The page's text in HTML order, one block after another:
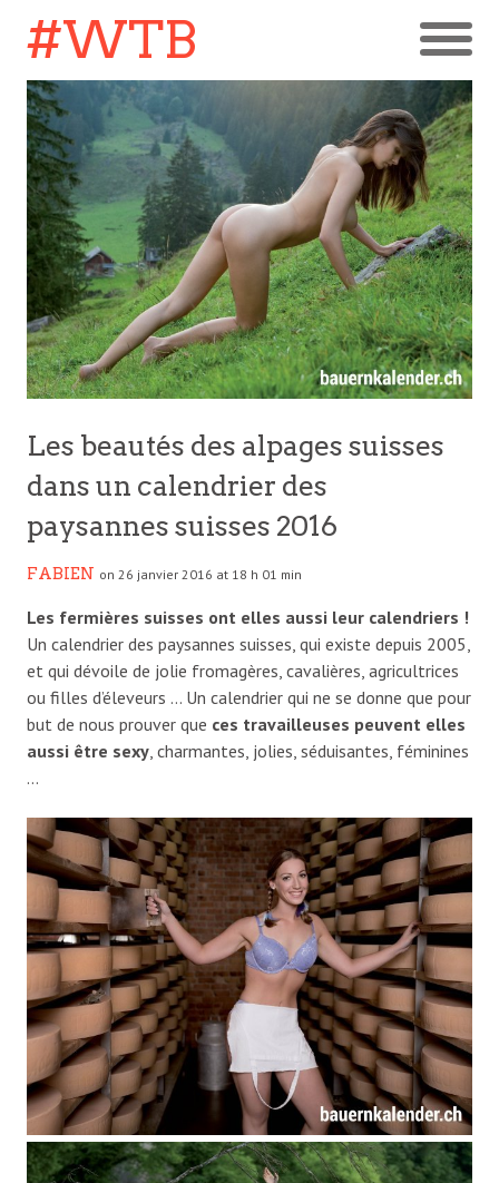
#WTB
Les beautés des alpages suisses
dans un calendrier des
paysannes suisses 2016
FABIEN on 26 janvier 2016 at 18 h 01 min
Les fermières suisses ont elles aussi leur calendriers !
Un calendrier des paysannes suisses, qui existe depuis 2005,
et qui dévoile de jolie fromagères, cavalières, agricultrices
ou filles d’éleveurs … Un calendrier qui ne se donne que pour
but de nous prouver que ces travailleuses peuvent elles
aussi être sexy , charmantes, jolies, séduisantes, féminines
…